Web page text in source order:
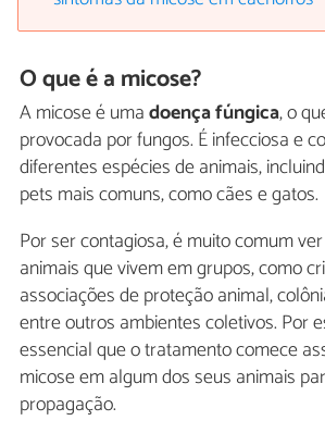
O que é a micose?
A micose é umadoença fúngica, o
provocada por fungos. É infecciosa e
diferentes espécies de animais,
pets mais comuns, como cães e gatos.
Por ser contagiosa, é muito comum
animais que vivem em grupos, como
associações de proteção animal,
entre outros ambientes coletivos. Por
essencial que o tratamento comece
micose em algum dos seus animais
propagação.